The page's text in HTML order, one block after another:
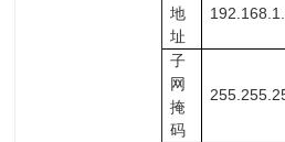
地
址
子
网
掩
码